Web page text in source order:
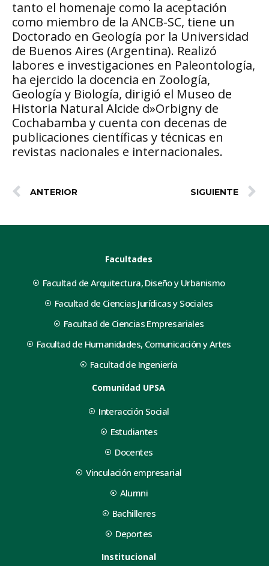
tanto el homenaje como la aceptación
como miembro de la ANCB-SC, tiene un
Doctorado en Geología por la Universidad
de Buenos Aires (Argentina). Realizó
labores e investigaciones en Paleontología,
ha ejercido la docencia en Zoología,
Geología y Biología, dirigió el Museo de
Historia Natural Alcide d»Orbigny de
Cochabamba y cuenta con decenas de
publicaciones científicas y técnicas en
revistas nacionales e internacionales.
ANTERIOR SIGUIENTE
Facultades
Facultad de Arquitectura, Diseño y Urbanismo
Facultad de Ciencias Jurídicas y Sociales
Facultad de Ciencias Empresariales
Facultad de Humanidades, Comunicación y Artes
Facultad de Ingeniería
Comunidad UPSA
Interacción Social
Estudiantes
Docentes
Vinculación empresarial
Alumni
Bachilleres
Deportes
Institucional